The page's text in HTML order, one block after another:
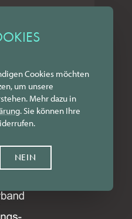
Cookies möchten
um unsere
Mehr dazu in
. Sie können Ihre
NEIN
SCHWEIZ
ENGLISH